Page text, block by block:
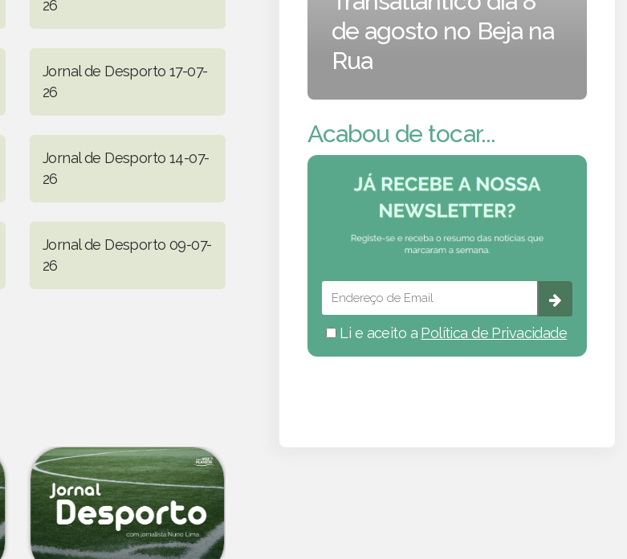
26
Jornal de Desporto 17-07-
26
Jornal de Desporto 14-07-
26
Jornal de Desporto 09-07-
26
de agosto no Beja na
Rua
Acabou de tocar...
Li e aceito a Política de Privacidade